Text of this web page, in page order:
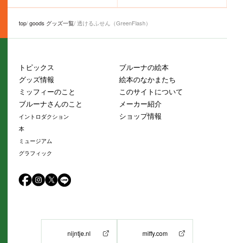
top goods グッズ一覧 透けるふせん（GreenFlash）
トピックス
グッズ情報
ミッフィーのこと
ブルーナさんのこと
イントロダクション
本
ミュージアム
グラフィック
ブルーナの絵本
絵本のなかまたち
このサイトについて
メーカー紹介
ショップ情報
nijntje.nl miffy.com